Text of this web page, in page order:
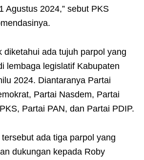
Agustus 2024,” sebut PKS
diketahui ada tujuh parpol yang
lembaga legislatif Kabupaten
2024. Diantaranya Partai
Partai Nasdem, Partai
Partai PAN, dan Partai PDIP.
ada tiga parpol yang
dukungan kepada Roby